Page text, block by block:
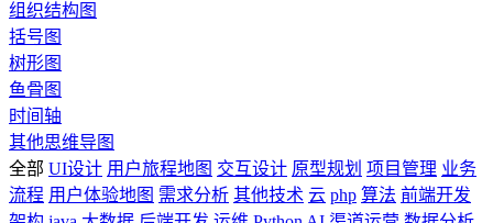
组织结构图
括号图
树形图
鱼骨图
时间轴
其他思维导图
全部 UI设计 用户旅程地图 交互设计 原型规划 项目管理 业务
流程 用户体验地图 需求分析 其他技术 云 php 算法 前端开发